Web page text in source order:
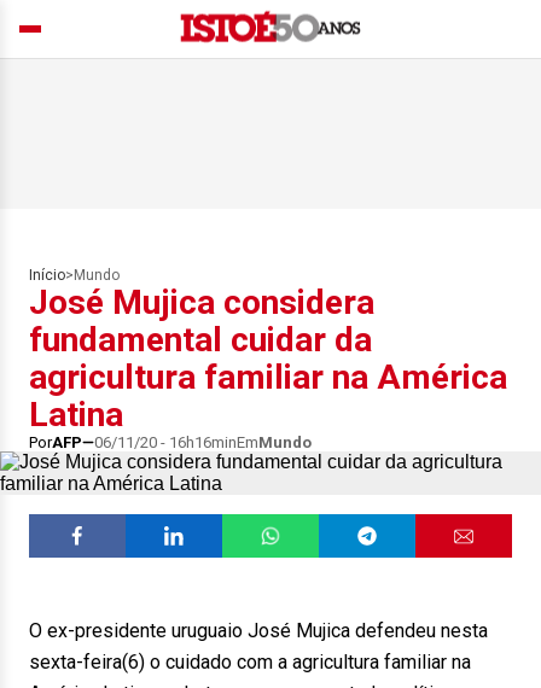
Início> Mundo
José Mujica considera
fundamental cuidar da
agricultura familiar na América
Latina
PorAFP 06/11/20 - 16h16minEmMundo
O ex-presidente uruguaio José Mujica defendeu nesta
sexta-feira(6) o cuidado com a agricultura familiar na